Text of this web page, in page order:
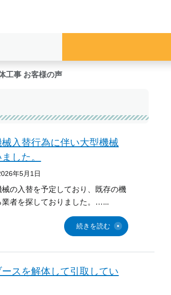
工事 お客様の声
械入替行為に伴い大型機械
した。
年5月1日
の入替を予定しており、既存の機
業者を探しておりました。…
続きを読む
ースを解体して引取してい